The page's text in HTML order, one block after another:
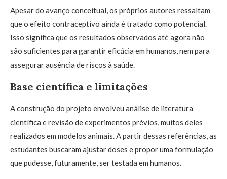
Apesar do avanço conceitual, os próprios autores ressaltam
que o efeito contraceptivo ainda é tratado como potencial.
Isso significa que os resultados observados até agora não
são suficientes para garantir eficácia em humanos, nem para
assegurar ausência de riscos à saúde.
Base científica e limitações
A construção do projeto envolveu análise de literatura
científica e revisão de experimentos prévios, muitos deles
realizados em modelos animais. A partir dessas referências, as
estudantes buscaram ajustar doses e propor uma formulação
que pudesse, futuramente, ser testada em humanos.